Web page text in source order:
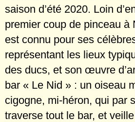
saison d’été 2020. Loin
premier coup de pinceau à
est connu pour ses
représentant les lieux
des ducs, et son œuvre
bar « Le Nid » : un oiseau
cigogne, mi-héron, qui par
traverse tout le bar, et